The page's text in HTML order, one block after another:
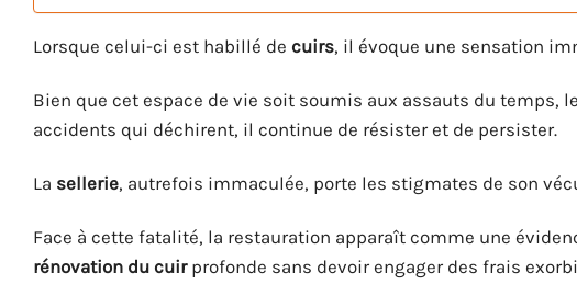
Lorsque celui-ci est habillé de cuirs, il évoque une sensation
Bien que cet espace de vie soit soumis aux assauts du
accidents qui déchirent, il continue de résister et de persister.
La sellerie, autrefois immaculée, porte les stigmates de son
Face à cette fatalité, la restauration apparaît comme une
rénovation du cuirprofonde sans devoir engager des frais